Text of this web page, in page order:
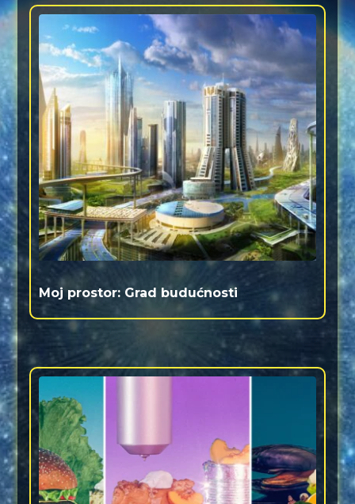
Moj prostor: Grad budućnosti